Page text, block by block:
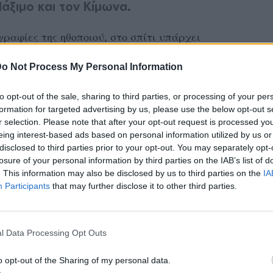
Not Process My Personal Information
opt-out of the sale, sharing to third parties, or processing of your
for targeted advertising by us, please use the below opt-out
selection. Please note that after your opt-out request is processed
interest-based ads based on personal information utilized by us
to third parties prior to your opt-out. You may separately
of your personal information by third parties on the IAB’s list of
This information may also be disclosed by us to third parties on the
Participants that may further disclose it to other third parties.
Data Processing Opt Outs
opt-out of the Sharing of my personal data.
και τον Κίμωνα.
της ηθοποιού, στο σπίτι υπάρχει
και το άπλετο φως, ενώ υπάρχουν πολλά
και λάτρης του instagram, μάς έδειξε
θα δεις και μερικές γωνιές του